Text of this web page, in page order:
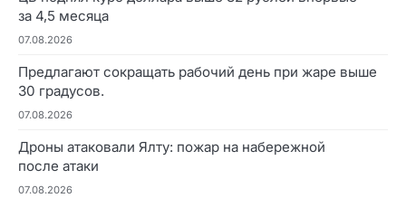
за 4,5 месяца
07.08.2026
Предлагают сокращать рабочий день при жаре выше
30 градусов.
07.08.2026
Дроны атаковали Ялту: пожар на набережной
после атаки
07.08.2026